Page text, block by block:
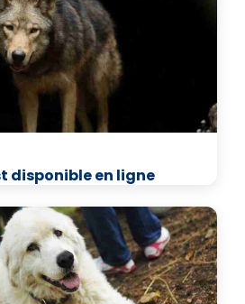
disponible en ligne